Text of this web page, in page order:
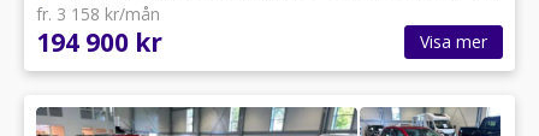
fr. 3 158 kr/mån
194 900 kr Visa mer